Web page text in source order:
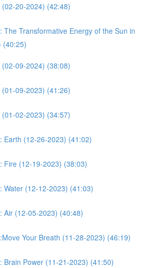
20-2024) (42:48)
The Transformative Energy of the Sun in
(40:25)
09-2024) (38:08)
09-2023) (41:26)
02-2023) (34:57)
Earth (12-26-2023) (41:02)
Fire (12-19-2023) (38:03)
Water (12-12-2023) (41:03)
Air (12-05-2023) (40:48)
Your Breath (11-28-2023) (46:19)
Brain Power (11-21-2023) (41:50)